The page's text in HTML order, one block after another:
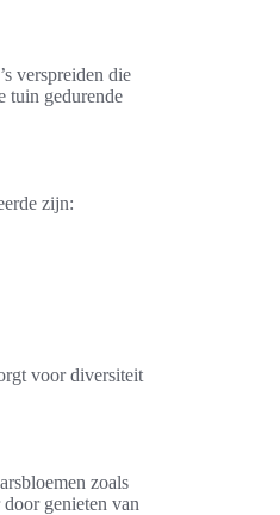
verspreiden die
tuin gedurende
zijn:
voor diversiteit
zoals
genieten van